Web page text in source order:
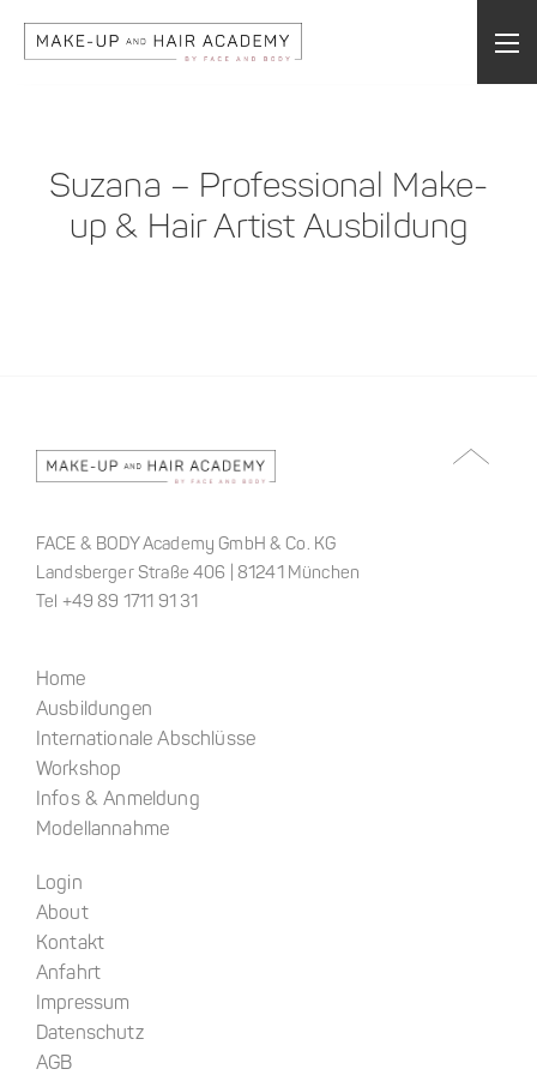
Suzana – Professional Make-
up & Hair Artist Ausbildung
FACE & BODY Academy GmbH & Co. KG
Landsberger Straße 406 | 81241 München
Tel +49 89 1711 91 31
Home
Ausbildungen
Internationale Abschlüsse
Workshop
Infos & Anmeldung
Modellannahme
Login
About
Kontakt
Anfahrt
Impressum
Datenschutz
AGB